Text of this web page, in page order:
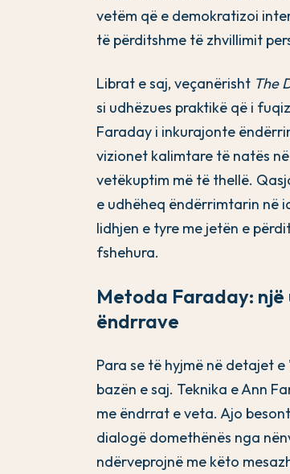
vetëm që e demokratizoi
të përditshme të zhvillimit
Librat e saj, veçanërisht The
si udhëzues praktikë që i
Faraday i inkurajonte
vizionet kalimtare të natës
vetëkuptim më të thellë.
e udhëheq ëndërrimtarin në
lidhjen e tyre me jetën e
fshehura.
Metoda Faraday:
ëndrrave
Para se të hyjmë në detajet
bazën e saj. Teknika e Ann
me ëndrrat e veta. Ajo
dialogë domethënës nga
ndërveprojnë me këto